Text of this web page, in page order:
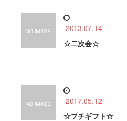
2013.07.14
☆二次会☆
2017.05.12
☆プチギフト☆